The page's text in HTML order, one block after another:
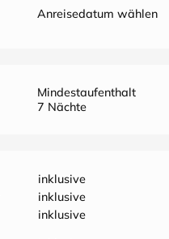
Anreisedatum wählen
Mindestaufenthalt
7 Nächte
inklusive
inklusive
inklusive